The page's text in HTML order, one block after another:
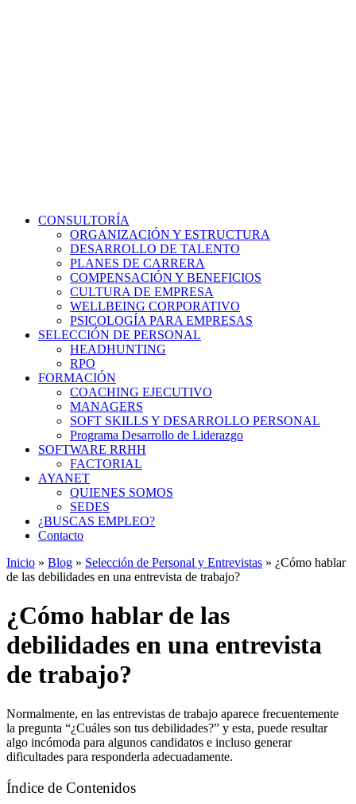
CONSULTORÍA
ORGANIZACIÓN Y ESTRUCTURA
DESARROLLO DE TALENTO
PLANES DE CARRERA
COMPENSACIÓN Y BENEFICIOS
CULTURA DE EMPRESA
WELLBEING CORPORATIVO
PSICOLOGÍA PARA EMPRESAS
SELECCIÓN DE PERSONAL
HEADHUNTING
RPO
FORMACIÓN
COACHING EJECUTIVO
MANAGERS
SOFT SKILLS Y DESARROLLO PERSONAL
Programa Desarrollo de Liderazgo
SOFTWARE RRHH
FACTORIAL
AYANET
QUIENES SOMOS
SEDES
¿BUSCAS EMPLEO?
Contacto
Inicio » Blog » Selección de Personal y Entrevistas » ¿Cómo hablar
de las debilidades en una entrevista de trabajo?
¿Cómo hablar de las
debilidades en una entrevista
de trabajo?
Normalmente, en las entrevistas de trabajo aparece frecuentemente
la pregunta “¿Cuáles son tus debilidades?” y esta, puede resultar
algo incómoda para algunos candidatos e incluso generar
dificultades para responderla adecuadamente.
Índice de Contenidos